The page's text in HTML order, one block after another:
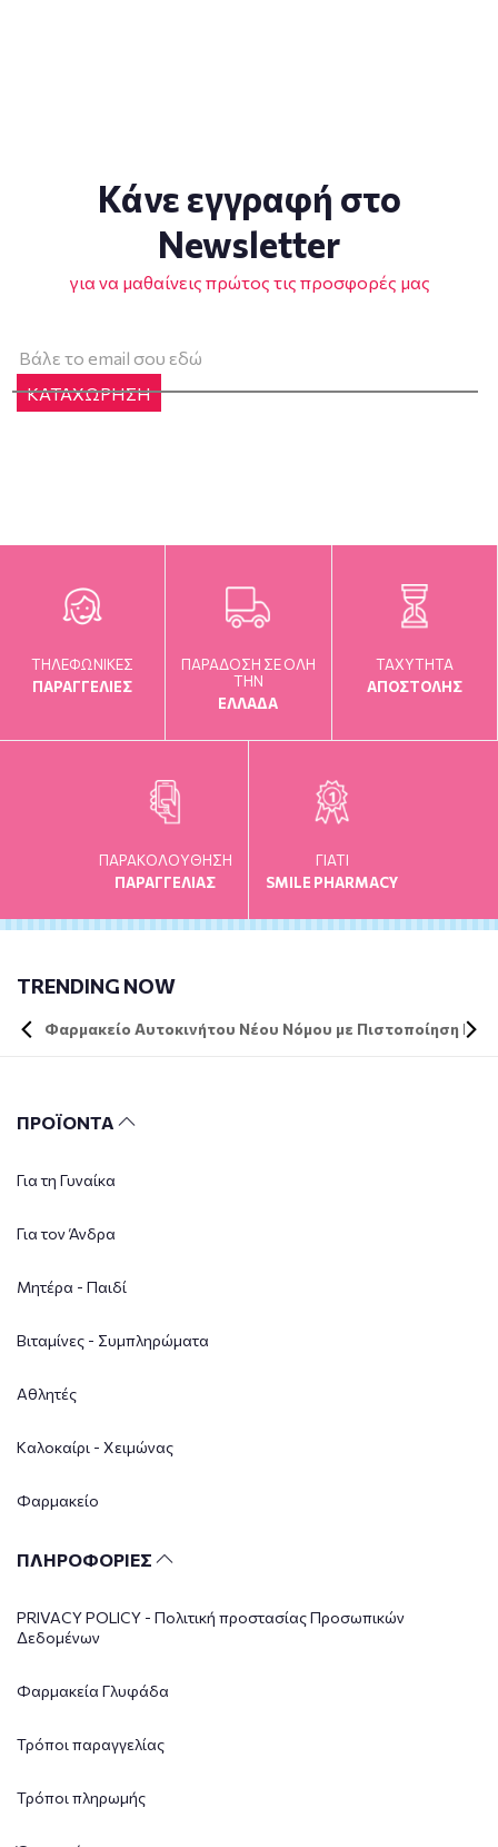
Κάνε εγγραφή στο
Newsletter
για να μαθαίνεις πρώτος τις προσφορές μας
ΚΑΤΑΧΩΡΗΣΗ
ΤΗΛΕΦΩΝΙΚΕΣ
ΠΑΡΑΓΓΕΛΙΕΣ
ΠΑΡΑΔΟΣΗ ΣΕ ΟΛΗ
ΤΗΝ
ΕΛΛΑΔΑ
TAXYTHTA
ΑΠΟΣΤΟΛΗΣ
ΠΑΡΑΚΟΛΟΥΘΗΣΗ
ΠΑΡΑΓΓΕΛΙΑΣ
ΓΙΑΤΙ
SMILE PHARMACY
TRENDING NOW
Φαρμακείο Αυτοκινήτου Νέου Νόμου με Πιστοποίηση DIN
ΠΡΟΪΟΝΤΑ
Για τη Γυναίκα
Για τον Άνδρα
Μητέρα - Παιδί
Βιταμίνες - Συμπληρώματα
Αθλητές
Καλοκαίρι - Χειμώνας
Φαρμακείο
ΠΛΗΡΟΦΟΡΙΕΣ
PRIVACY POLICY - Πολιτική προστασίας Προσωπικών
Δεδομένων
Φαρμακεία Γλυφάδα
Τρόποι παραγγελίας
Τρόποι πληρωμής